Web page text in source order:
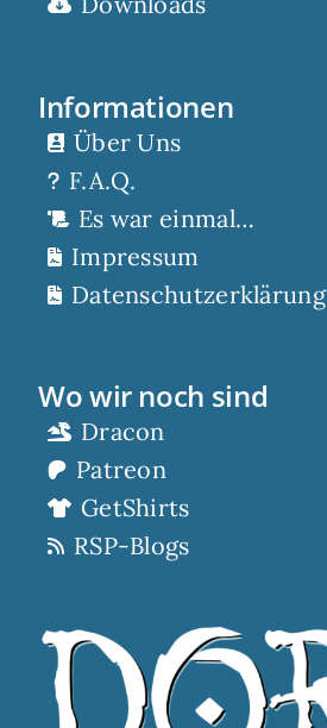
Informationen
Über Uns
F.A.Q.
Es war einmal…
Impressum
Datenschutzerklärung
Wo wir noch sind
Dracon
Patreon
GetShirts
RSP-Blogs